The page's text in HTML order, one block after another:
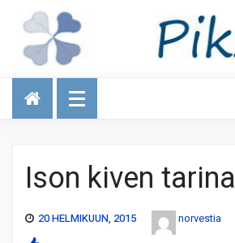
Talous
Ison kiven tarina
20 HELMIKUUN, 2015 norvestia